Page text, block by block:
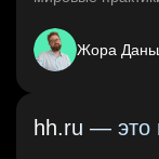
Жора
hh.ru — это